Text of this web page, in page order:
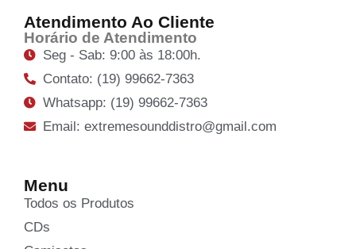
Atendimento Ao Cliente
Horário de Atendimento
Seg - Sab: 9:00 às 18:00h.
Contato: (19) 99662-7363
Whatsapp: (19) 99662-7363
Email: extremesounddistro@gmail.com
Menu
Todos os Produtos
CDs